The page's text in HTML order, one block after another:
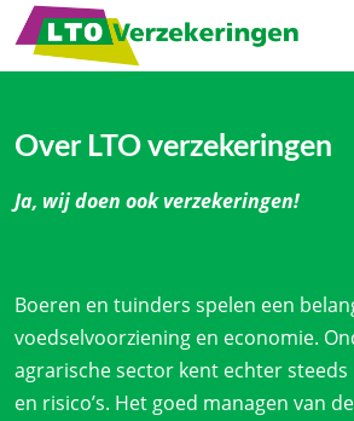
Over LTO verzekeringen
Ja, wij doen ook verzekeringen!
Boeren en tuinders spelen een
voedselvoorziening en economie.
agrarische sector kent echter
en risico’s. Het goed managen van